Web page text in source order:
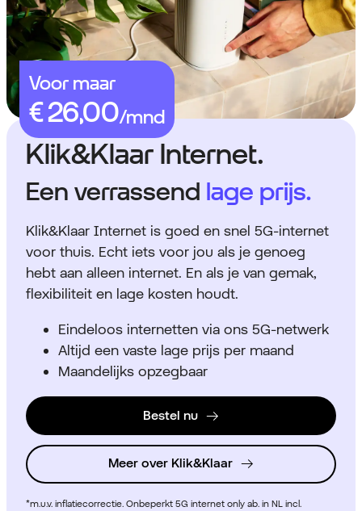
Voor maar
Klik&Klaar Internet.
Een verrassend lage prijs.
Klik&Klaar Internet is goed en snel 5G-internet
voor thuis. Echt iets voor jou als je genoeg
hebt aan alleen internet. En als je van gemak,
flexibiliteit en lage kosten houdt.
Eindeloos internetten via ons 5G-netwerk
Altijd een vaste lage prijs per maand
Maandelijks opzegbaar
Bestel nu
Meer over Klik&Klaar
*m.u.v. inflatiecorrectie. Onbeperkt 5G internet only ab. in NL incl.